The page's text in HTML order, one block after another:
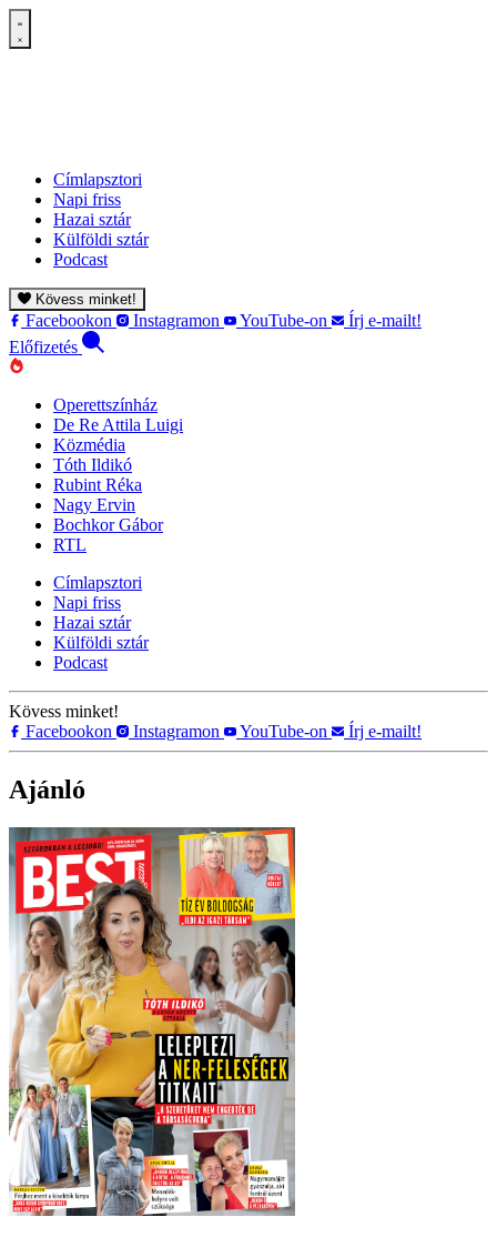
Címlapsztori
Napi friss
Hazai sztár
Külföldi sztár
Podcast
Kövess minket!
Facebookon Instagramon YouTube-on
Írj e-mailt!
Előfizetés
Operettszínház
De Re Attila Luigi
Közmédia
Tóth Ildikó
Rubint Réka
Nagy Ervin
Bochkor Gábor
RTL
Címlapsztori
Napi friss
Hazai sztár
Külföldi sztár
Podcast
Kövess minket!
Facebookon
Instagramon YouTube-on Írj e-mailt!
Ajánló